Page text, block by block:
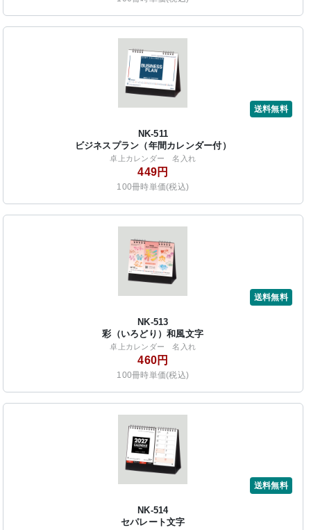
送料無料
NK-511
ビジネスプラン（年間カレンダー付）
卓上カレンダー 名入れ
449円
100冊時単価(税込)
送料無料
NK-513
彩（いろどり）和風文字
卓上カレンダー 名入れ
460円
100冊時単価(税込)
送料無料
NK-514
セパレート文字